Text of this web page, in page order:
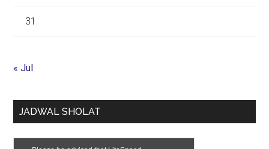
31
« Jul
JADWAL SHOLAT